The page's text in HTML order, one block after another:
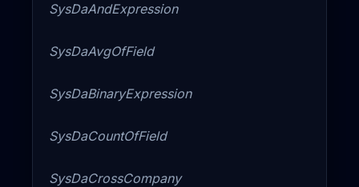
SysDaAndExpression
SysDaAvgOfField
SysDaBinaryExpression
SysDaCountOfField
SysDaCrossCompany